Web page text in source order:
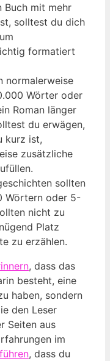
Buch mit mehr
solltest du dich
formatiert
normalerweise
Wörter oder
Roman länger
du erwägen,
kurz ist,
zusätzliche
sollten
Wörtern oder 5-
nicht zu
Platz
zu erzählen.
, dass das
besteht, eine
haben, sondern
den Leser
Seiten aus
im
, dass du